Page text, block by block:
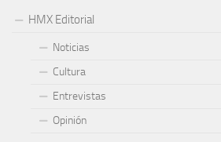
HMX Editorial
Noticias
Cultura
Entrevistas
Opinión